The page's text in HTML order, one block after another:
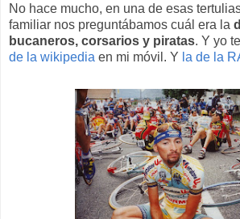
No hace mucho, en una de esas
familiar nos preguntábamos cuál era la
bucaneros, corsarios y piratas. Y yo
de la wikipedia en mi móvil. Y la de la